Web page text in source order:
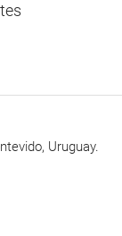
Uruguay.